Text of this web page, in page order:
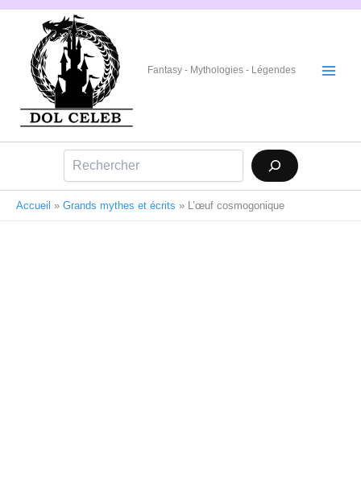
Aller
Fantasy - Mythologies - Légendes
Accueil » Grands mythes et écrits » L’œuf cosmogonique